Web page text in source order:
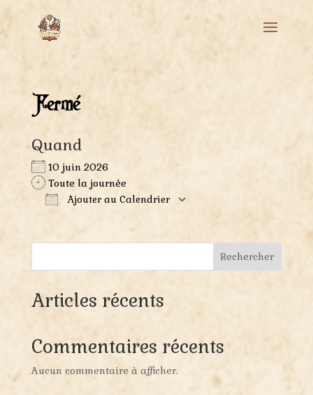
Fermé
Quand
10 juin 2026
Toute la journée
Ajouter au Calendrier
Calendrier Google
Rechercher
Articles récents
Commentaires récents
Aucun commentaire à afficher.